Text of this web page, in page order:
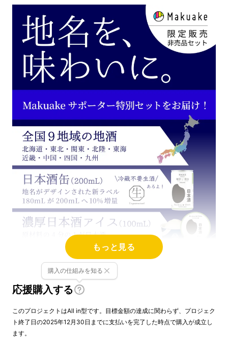
KURA ONE®（クラワン）は、全国の蔵元が醸
す個性を飲み切りサイズのアルミ缶（高さ
9.9cm）に封じ、旅先でも日常でも“最初の一
口”を叶える新感覚の日本酒ブランドです。
2026年1月の三周年に向けて「どう詰めるか
もっと見る
応援購入する
購入の仕組みを知る
このプロジェクトはAll in型です。目標金額の達成に関わらず、プロジェク
ト終了日の2025年12月30日までに支払いを完了した時点で購入が成立し
ます。